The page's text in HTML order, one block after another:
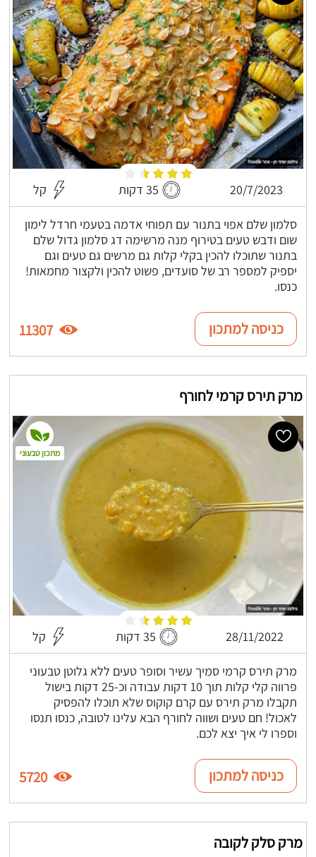
20/7/2023 35 דקות קל
סלמון שלם אפוי בתנור עם תפוחי אדמה בטעמי חרדל לימון
שום ודבש טעים בטירוף מנה מרשימה דג סלמון גדול שלם
בתנור שתוכלו להכין בקלי קלות גם מרשים גם טעים וגם
יספיק למספר רב של סועדים, פשוט להכין ולקצור מחמאות!
כנסו.
כניסה למתכון 11307
מרק תירס קרמי לחורף
28/11/2022 35 דקות קל
מרק תירס קרמי סמיך עשיר וסופר טעים ללא גלוטן טבעוני
פרווה קלי קלות תוך 10 דקות עבודה וכ-25 דקות בישול
תקבלו מרק תירס עם קרם קוקוס שלא תוכלו להפסיק
לאכול! חם טעים ושווה לחורף הבא עלינו לטובה, כנסו תנסו
וספרו לי איך יצא לכם.
מתכון טבעוני
כניסה למתכון 5720
מרק סלק לקובה